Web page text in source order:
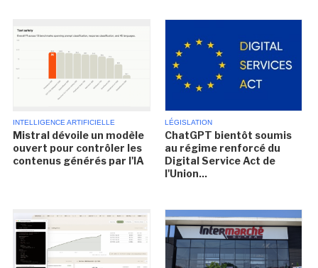
INTELLIGENCE ARTIFICIELLE
Mistral dévoile un modèle
ouvert pour contrôler les
contenus générés par l'IA
LÉGISLATION
ChatGPT bientôt soumis
au régime renforcé du
Digital Service Act de
l'Union...